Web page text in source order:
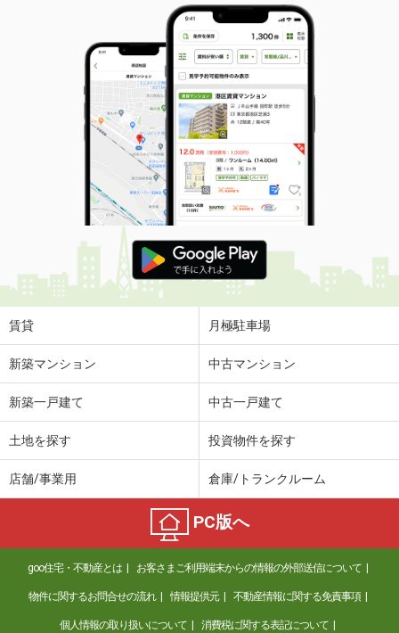
石川県小松市白江町
22.35m²
間取り
1K
石川県河北郡津幡町字太田
価 格
8.05万円
住 所
石川県河北郡津幡町字太田
専有面積 62.05m²
間取り
2LDK
石川県金沢市三口町火
価 格
7.30万円
住 所
石川県金沢市三口町火
専有面積
石川県加賀市加茂町
5.10万円
石川県金沢市上荒屋５丁目
7.90万円
住 所
石川県金沢市上荒屋５丁目
専有面積 44.74m²
間取り
1LDK
石川県加賀市山代温泉ト
賃貸 月極駐車場
新築マンション 中古マンション
新築一戸建て 中古一戸建て
土地を探す 投資物件を探す
店舗/事業用 倉庫/トランクルーム
PC版へ
goo住宅・不動産とは お客さまご利用端末からの情報の外部送信について
物件に関するお問合せの流れ 情報提供元 不動産情報に関する免責事項
個人情報の取り扱いについて 消費税に関する表記について